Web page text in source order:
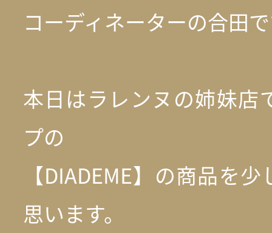
コーディネーターの合田
本日はラレンヌの姉妹店
プの
【DIADEME】の商品を
思います。